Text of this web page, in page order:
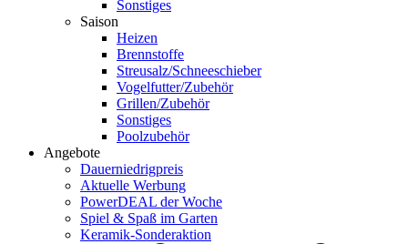
Sonstiges
Saison
Heizen
Brennstoffe
Streusalz/Schneeschieber
Vogelfutter/Zubehör
Grillen/Zubehör
Sonstiges
Poolzubehör
Angebote
Dauerniedrigpreis
Aktuelle Werbung
PowerDEAL der Woche
Spiel & Spaß im Garten
Keramik-Sonderaktion